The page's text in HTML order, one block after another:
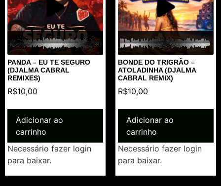
PANDA – EU TE SEGURO
(DJALMA CABRAL
REMIXES)
R$10,00
Adicionar ao
carrinho
Necessário fazer login
para baixar.
BONDE DO TRIGRÃO –
ATOLADINHA (DJALMA
CABRAL REMIX)
R$10,00
Adicionar ao
carrinho
Necessário fazer login
para baixar.